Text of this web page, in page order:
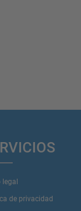
de privacidad